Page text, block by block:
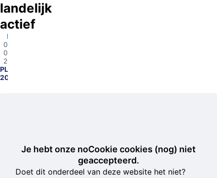
Zaken
landelijk
actief
Eindhoven
01-
06-
2026
PL2100-
2026005874
Je hebt onze noCookie cookies (nog) niet
geaccepteerd.
Doet dit onderdeel van deze website het niet?